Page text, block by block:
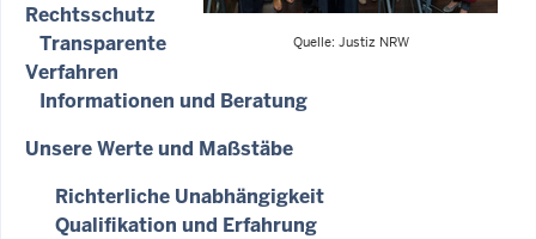
Quelle: Justiz NRW
Rechtsschutz
Transparente
Verfahren
Informationen und Beratung
Unsere Werte und Maßstäbe
Richterliche Unabhängigkeit
Qualifikation und Erfahrung